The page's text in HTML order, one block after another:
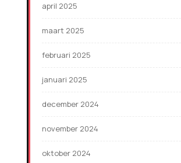
april 2025
maart 2025
februari 2025
januari 2025
december 2024
november 2024
oktober 2024